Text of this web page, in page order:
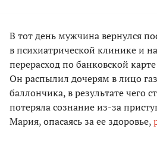
В тот день мужчина вернулся
в психиатрической клинике и
перерасход по банковской
Он распылил дочерям в лицо
баллончика, в результате чего
потеряла сознание из-за
Мария, опасаясь за ее здоровье,